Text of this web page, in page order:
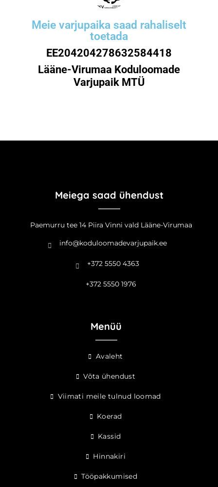
Meie varjupaika saad rahaliselt
toetada
EE204204278632584418
Lääne-Virumaa Koduloomade
Varjupaik MTÜ
Meiega saad ühendust
Paemurru tee 14 Piira Vinni vald Lääne-Virumaa
info@koduloomadevarjupaik.ee
+372 5550 4363
+372 5550 1976
Menüü
Avaleht
Võta ühendust
Viimati meile tulnud loomad
Koerad
Kassid
Hinnakiri
Tööpakkumised